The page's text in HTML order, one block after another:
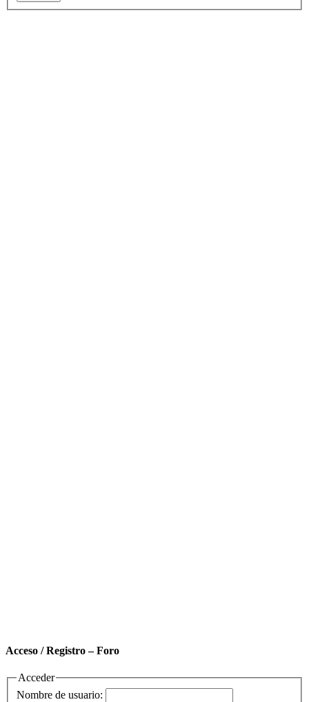
Acceso / Registro – Foro
Acceder
Nombre de usuario: